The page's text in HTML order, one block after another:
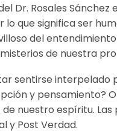
Dr. Rosales
lo que significa ser
del
de nuestra
sentirse interpelado
y pensamiento?
nuestro espíritu.
y Post Verdad.